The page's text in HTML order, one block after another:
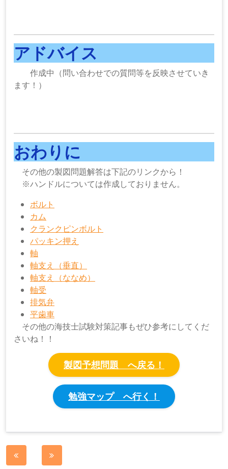
アドバイス
作成中（問い合わせでの質問等を反映させていき
ます！）
おわりに
その他の製図問題解答は下記のリンクから！
※ハンドルについては作成しておりません。
ボルト
カム
クランクピンボルト
パッキン押え
軸
軸支え（垂直）
軸支え（ななめ）
軸受
排気弁
平歯車
その他の海技士試験対策記事もぜひ参考にしてくだ
さいね！！
製図予想問題 へ戻る！
勉強マップ へ行く！
投